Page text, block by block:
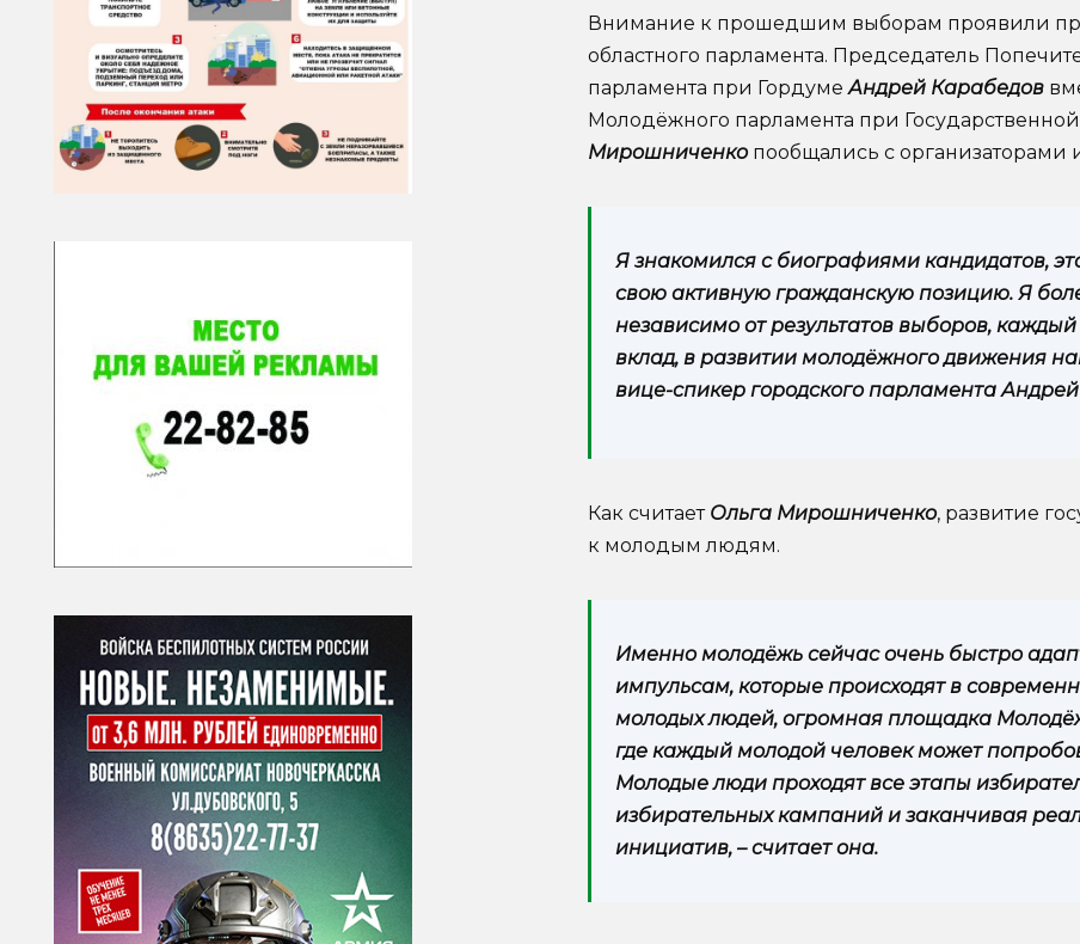
Внимание к прошедшим выборам проявили
областного парламента. Председатель
парламента при ГордумеАндрей Карабедов
Молодёжного парламента при
Мирошниченкопообщались с организаторами
Я знакомился с биографиями кандидатов,
свою активную гражданскую позицию. Я
независимо от результатов выборов,
вклад, в развитии молодёжного движения
вице-спикер городского парламента
Как считает Ольга Мирошниченко, развитие
к молодым людям.
Именно молодёжь сейчас очень быстро
импульсам, которые происходят в
молодых людей, огромная площадка
где каждый молодой человек может
Молодые люди проходят все этапы
избирательных кампаний и заканчивая
инициатив, – считает она.